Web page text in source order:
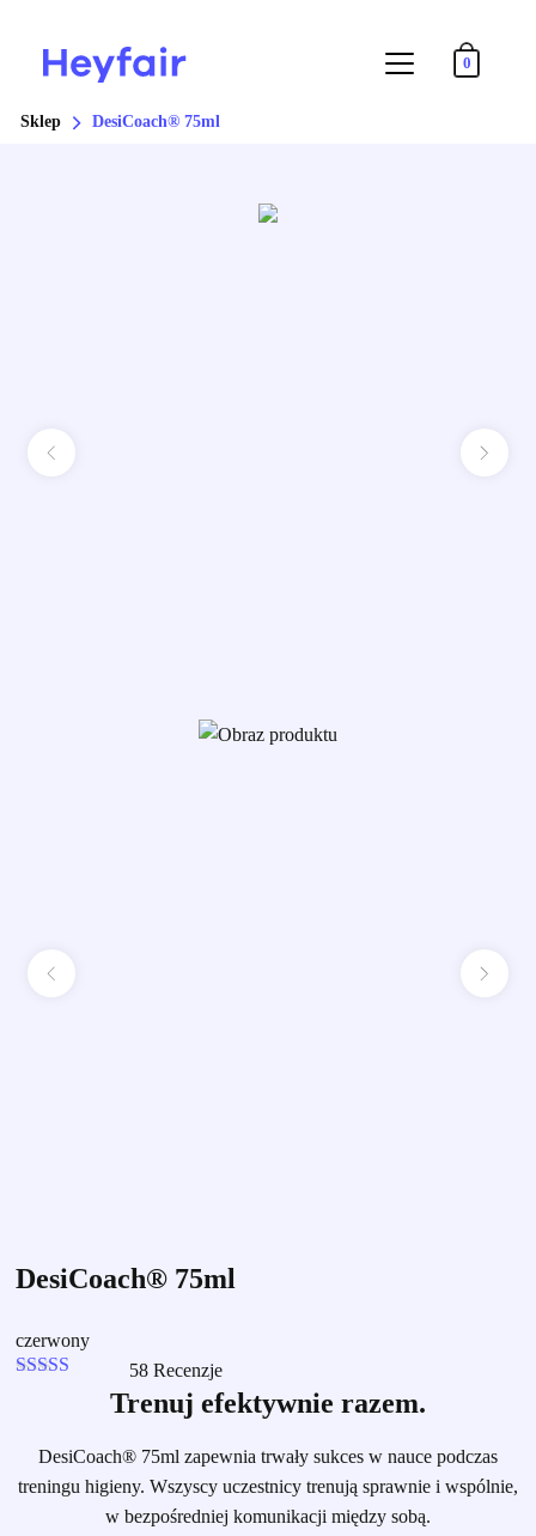
0
Sklep DesiCoach® 75ml
DesiCoach® 75ml
czerwony
58Recenzje
Trenuj efektywnie razem.
DesiCoach® 75ml zapewnia trwały sukces w nauce podczas
treningu higieny. Wszyscy uczestnicy trenują sprawnie i wspólnie,
w bezpośredniej komunikacji między sobą.